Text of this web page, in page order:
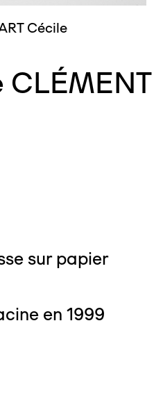
Cécile
CLÉMENT
sur papier
en 1999